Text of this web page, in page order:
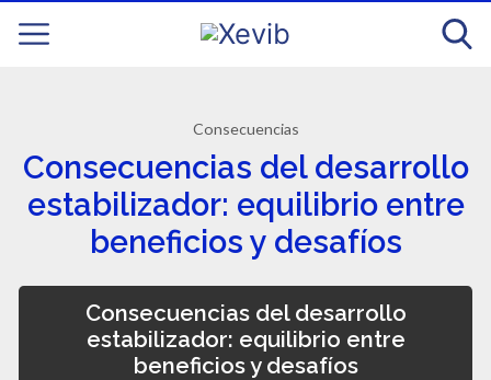
Consecuencias
Consecuencias del desarrollo
estabilizador: equilibrio entre
beneficios y desafíos
Consecuencias del desarrollo
estabilizador: equilibrio entre
beneficios y desafíos